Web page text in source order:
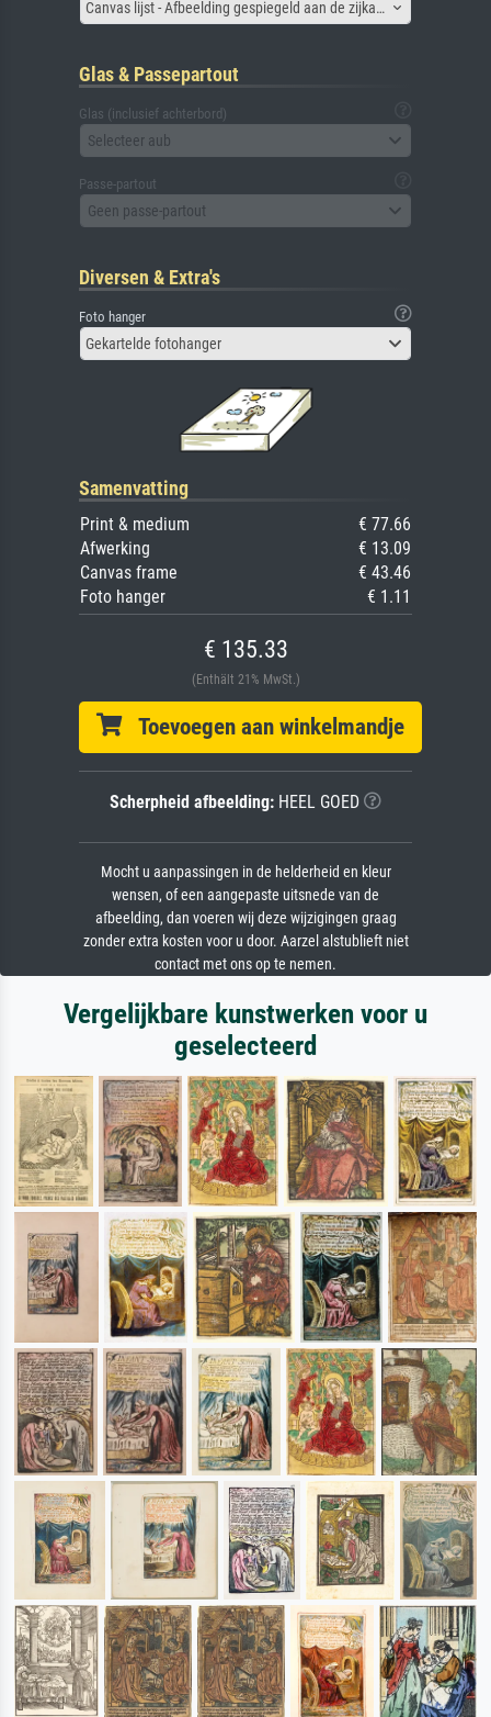
Canvas lijst - Afbeelding gespiegeld aan de zijkant
Glas & Passepartout
Glas (inclusief achterbord)
Selecteer aub
Passe-partout
Geen passe-partout
Diversen & Extra's
Foto hanger
Gekartelde fotohanger
Samenvatting
Print & medium
€ 77.66
Afwerking
€ 13.09
Canvas frame
€ 43.46
Foto hanger
€ 1.11
€ 135.33
(Enthält 21% MwSt.)
Toevoegen aan winkelmandje
Scherpheid afbeelding: HEEL GOED
Mocht u aanpassingen in de helderheid en kleur
wensen, of een aangepaste uitsnede van de
afbeelding, dan voeren wij deze wijzigingen graag
zonder extra kosten voor u door. Aarzel alstublieft niet
contact met ons op te nemen.
Vergelijkbare kunstwerken voor u
geselecteerd